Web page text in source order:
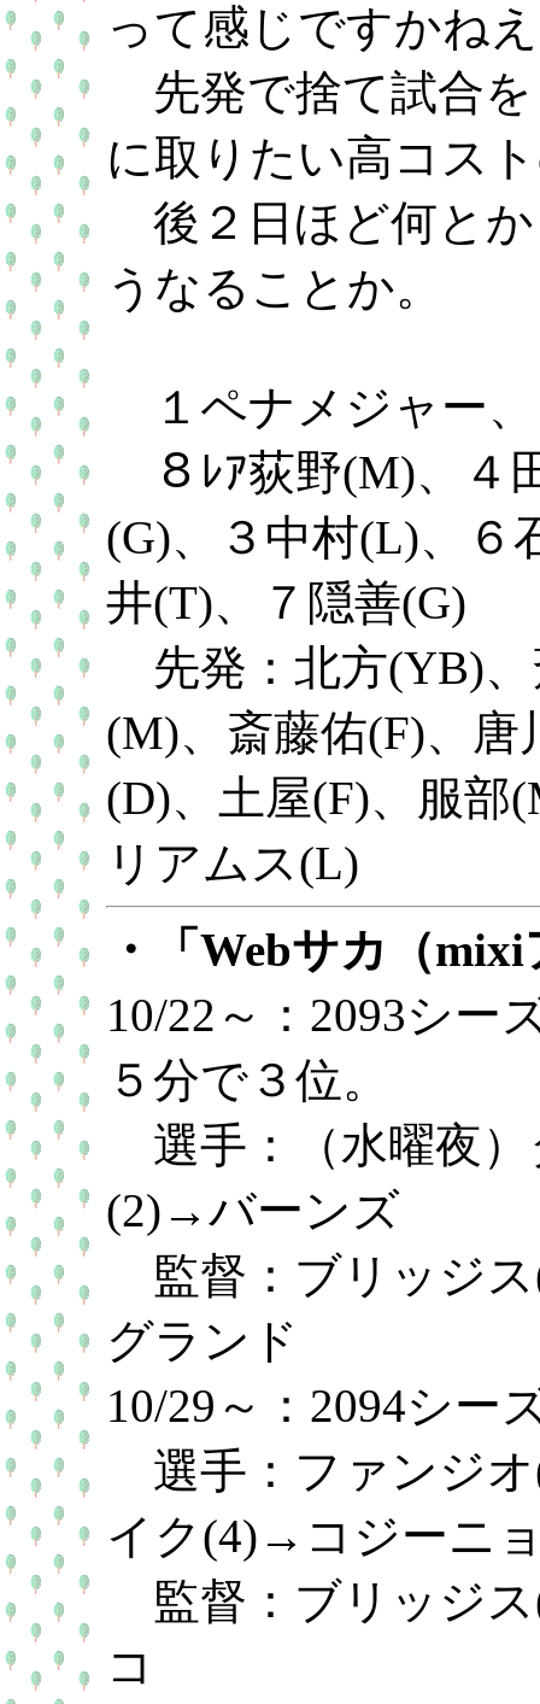
って感じですかね
先発で捨て試合
に取りたい高コス
後２日ほど何と
うなることか。
１ペナメジャー
８ﾚｱ荻野(M)、４
(G)、３中村(L)、６
井(T)、７隠善(G)
先発：北方(YB)、
(M)、斎藤佑(F)、
(D)、土屋(F)、服部
リアムス(L)
・「Webサカ（
10/22～：2093シー
５分で３位。
選手：（水曜夜
(2)→バーンズ
監督：ブリッジ
グランド
10/29～：2094シー
選手：ファンジ
イク(4)→コジーニ
監督：ブリッジ
コ